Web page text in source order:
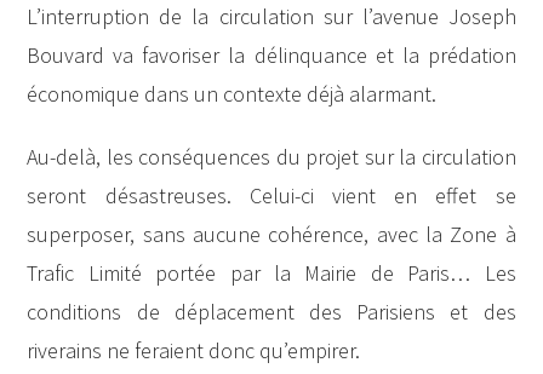
L’interruption de la circulation sur l’avenue Joseph
Bouvard va favoriser la délinquance et la prédation
économique dans un contexte déjà alarmant.
Au-delà, les conséquences du projet sur la circulation
seront désastreuses. Celui-ci vient en effet se
superposer, sans aucune cohérence, avec la Zone à
Trafic Limité portée par la Mairie de Paris… Les
conditions de déplacement des Parisiens et des
riverains ne feraient donc qu’empirer.